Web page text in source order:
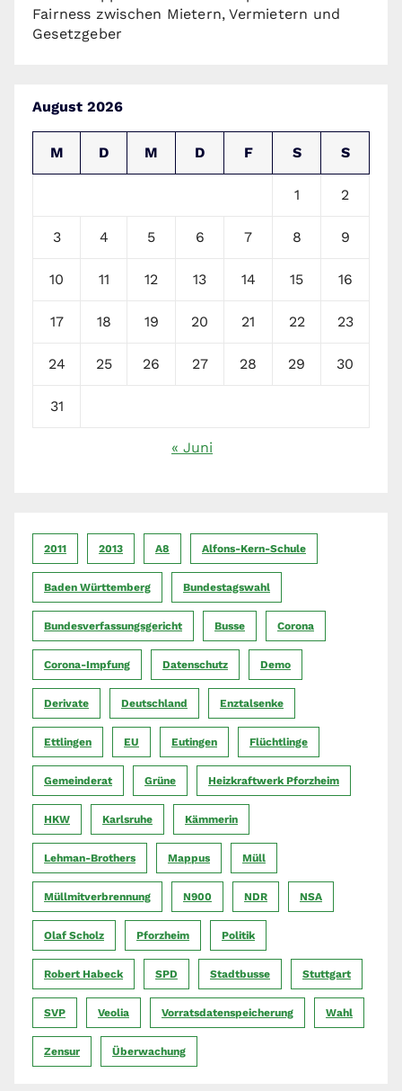
Fairness zwischen Mietern, Vermietern und
Gesetzgeber
August 2026
M D M D F S S
1 2
3 4 5 6 7 8 9
10 11 12 13 14 15 16
17 18 19 20 21 22 23
24 25 26 27 28 29 30
31
« Juni
2011 2013 A8 Alfons-Kern-Schule
Baden Württemberg Bundestagswahl
Bundesverfassungsgericht Busse Corona
Corona-Impfung Datenschutz Demo
Derivate Deutschland Enztalsenke
Ettlingen EU Eutingen Flüchtlinge
Gemeinderat Grüne Heizkraftwerk Pforzheim
HKW Karlsruhe Kämmerin
Lehman-Brothers Mappus Müll
Müllmitverbrennung N900 NDR NSA
Olaf Scholz Pforzheim Politik
Robert Habeck SPD Stadtbusse Stuttgart
SVP Veolia Vorratsdatenspeicherung Wahl
Zensur Überwachung